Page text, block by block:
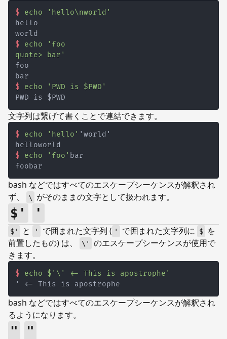
$ echo
'hello\nworld'
$
echo
quote> bar'
$
echo
'PWD is $PWD'
文字列は繋げて書くことで連結できます。
$ echo 'hello' 'world'
$
echo 'foo' bar
bash などではすべてのエスケープシーケンスが解釈され
ず、
\ がそのままの文字として扱われます。
$' '
$' と ' で囲まれた文字列 ( ' で囲まれた文字列に $
を
前置したもの) は、
\'
のエスケープシーケンスが使用で
きます。
$ echo
$'\' <- This is apostrophe'
bash などではすべてのエスケープシーケンスが解釈され
るようになります。
" "